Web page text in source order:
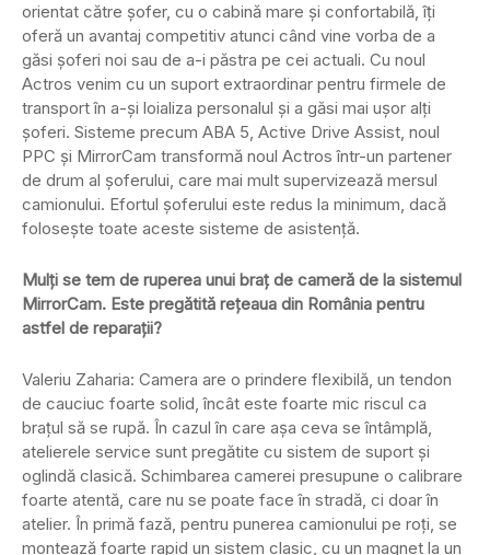
orientat către șofer, cu o cabină mare și confortabilă, îți
oferă un avantaj competitiv atunci când vine vorba de a
găsi șoferi noi sau de a-i păstra pe cei actuali. Cu noul
Actros venim cu un suport extraordinar pentru firmele de
transport în a-și loializa personalul și a găsi mai ușor alți
șoferi. Sisteme precum ABA 5, Active Drive Assist, noul
PPC și MirrorCam transformă noul Actros într-un partener
de drum al șoferului, care mai mult supervizează mersul
camionului. Efortul șoferului este redus la minimum, dacă
folosește toate aceste sisteme de asistență.
Mulți se tem de ruperea unui braț de cameră de la sistemul
MirrorCam. Este pregătită rețeaua din România pentru
astfel de reparații?
Valeriu Zaharia: Camera are o prindere flexibilă, un tendon
de cauciuc foarte solid, încât este foarte mic riscul ca
brațul să se rupă. În cazul în care așa ceva se întâmplă,
atelierele service sunt pregătite cu sistem de suport și
oglindă clasică. Schimbarea camerei presupune o calibrare
foarte atentă, care nu se poate face în stradă, ci doar în
atelier. În primă fază, pentru punerea camionului pe roți, se
montează foarte rapid un sistem clasic, cu un magnet la un